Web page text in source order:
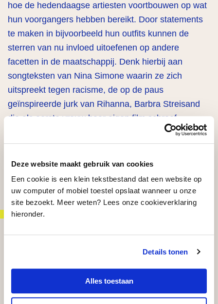
Deze website maakt gebruik van cookies
Een cookie is een klein tekstbestand dat een website op
uw computer of mobiel toestel opslaat wanneer u onze
site bezoekt. Meer weten? Lees onze cookieverklaring
hieronder.
Details tonen
Alles toestaan
hoe de hedendaagse artiesten voortbouwen op wat
hun voorgangers hebben bereikt. Door statements
te maken in bijvoorbeeld hun outfits kunnen de
sterren van nu invloed uitoefenen op andere
facetten in de maatschappij. Denk hierbij aan
songteksten van Nina Simone waarin ze zich
uitspreekt tegen racisme, de op de paus
geïnspireerde jurk van Rihanna, Barbra Streisand
die als eerste vrouw haar eigen film schreef,
produceerde, regisseerde en vertolkte, en Billie
Eilish die een hele nieuwe en rauwe stijl
introduceert. Outfits van Elton John, Lil Nas X en
Prince tonen het vervagen van de gevestigde
genderpatronen.
gemaakt door het Blockbusterfonds: een
samenwerkingsverband tussen de VandenEnde